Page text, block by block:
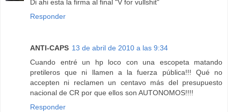
Di ahi esta la firma al final "V for vullshit"
Responder
ANTI-CAPS 13 de abril de 2010 a las 9:34
Cuando entré un hp loco con una escopeta matando
pretileros que ni llamen a la fuerza pública!!! Qué no
accepten ni reclamen un centavo más del presupuesto
nacional de CR por que ellos son AUTONOMOS!!!!
Responder